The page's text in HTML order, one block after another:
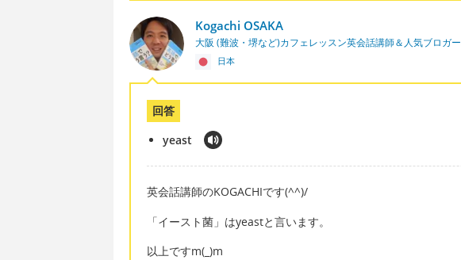
Kogachi OSAKA
大阪 (難波・堺など)カフェレッスン英会話講師＆人気ブロガー
日本
回答
yeast
英会話講師のKOGACHIです(^^)/
「イースト菌」はyeastと言います。
以上ですm(_)m